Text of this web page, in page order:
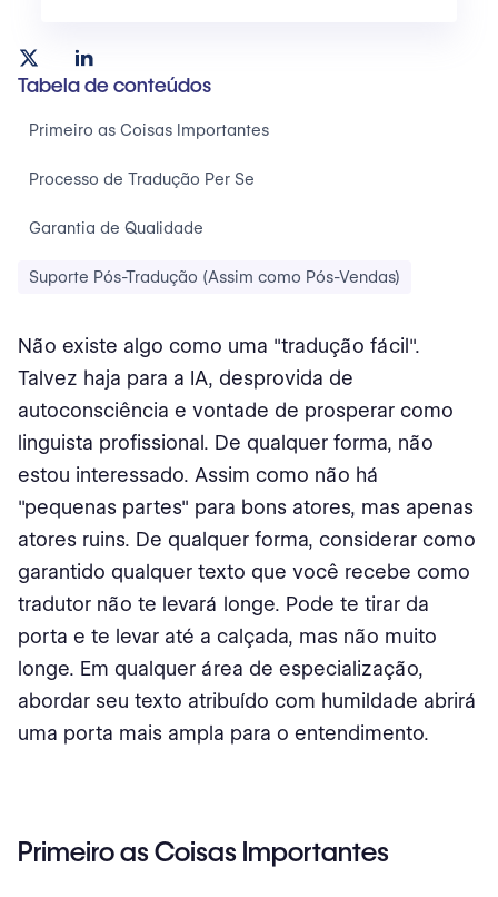
Tabela de conteúdos
Primeiro as Coisas Importantes
Processo de Tradução Per Se
Garantia de Qualidade
Suporte Pós-Tradução (Assim como Pós-Vendas)
Não existe algo como uma "tradução fácil".
Talvez haja para a IA, desprovida de
autoconsciência e vontade de prosperar como
linguista profissional. De qualquer forma, não
estou interessado. Assim como não há
"pequenas partes" para bons atores, mas apenas
atores ruins. De qualquer forma, considerar como
garantido qualquer texto que você recebe como
tradutor não te levará longe. Pode te tirar da
porta e te levar até a calçada, mas não muito
longe. Em qualquer área de especialização,
abordar seu texto atribuído com humildade abrirá
uma porta mais ampla para o entendimento.
Primeiro as Coisas Importantes